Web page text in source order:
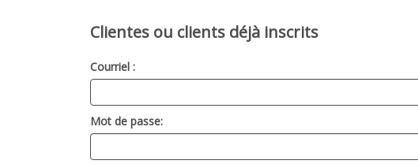
Clientes ou clients déjà inscrits
Courriel :
Mot de passe: